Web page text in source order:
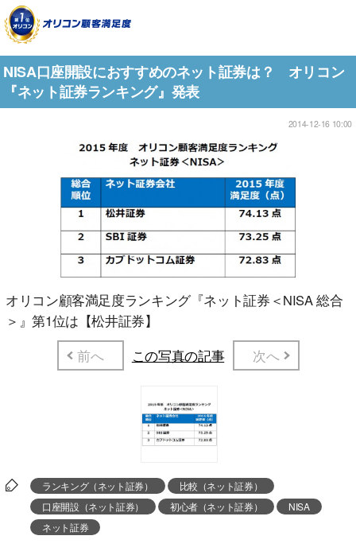
NISA口座開設におすすめのネット証券は？ オリコン
『ネット証券ランキング』発表
2014-12-16 10:00
オリコン顧客満足度ランキング『ネット証券＜NISA 総合
＞』第1位は【松井証券】
前へ
この写真の記事 次へ
ランキング（ネット証券）
比較（ネット証券）
口座開設（ネット証券）
初心者（ネット証券）
NISA
ネット証券